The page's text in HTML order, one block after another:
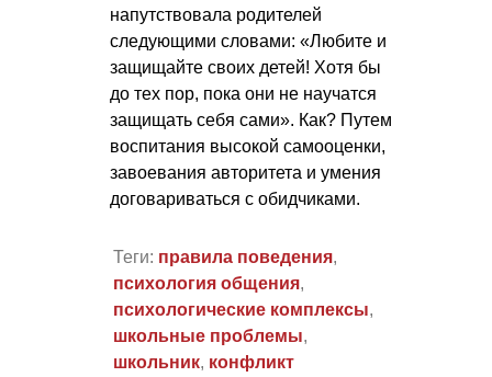
напутствовала родителей
следующими словами: «Любите и
защищайте своих детей! Хотя бы
до тех пор, пока они не научатся
защищать себя сами». Как? Путем
воспитания высокой самооценки,
завоевания авторитета и умения
договариваться с обидчиками.
Теги: правила поведения,
психология общения,
психологические комплексы,
школьные проблемы,
школьник, конфликт